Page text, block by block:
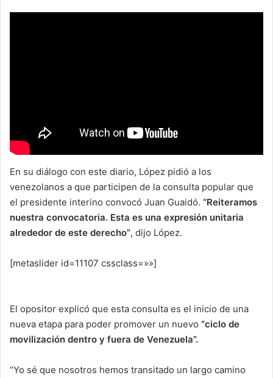
En su diálogo con este diario, López pidió a los
venezolanos a que participen de la consulta popular que
el presidente interino convocó Juan Guaidó. “Reiteramos
nuestra convocatoria. Esta es una expresión unitaria
alrededor de este derecho”, dijo López.
[metaslider id=11107 cssclass=»»]
El opositor explicó que esta consulta es el inicio de una
nueva etapa para poder promover un nuevo “ciclo de
movilización dentro y fuera de Venezuela”.
“Yo sé que nosotros hemos transitado un largo camino